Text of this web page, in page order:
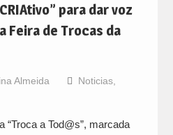
para dar voz
Feira de Trocas da
Almeida Noticias,
“Troca a Tod@s”, marcada